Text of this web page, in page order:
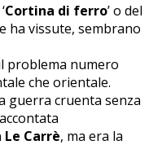
Cortina di ferro’ o del
ha vissute, sembrano
problema numero
che orientale.
guerra cruenta senza
Le Carrè, ma era la